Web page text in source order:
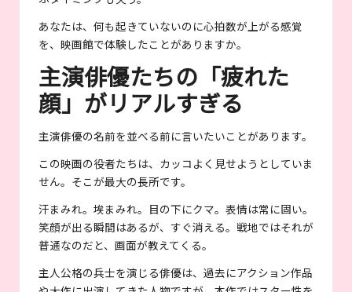
あなたは、何も起きていないのに心拍数が上がる感覚
を、映画館で体験したことがありますか。
主演俳優たちの「疲れた
顔」がリアルすぎる
主演俳優の名前を並べる前に言いたいことがあります。
この映画の役者たちは、カッコよく見せようとしていま
せん。そこが最大の長所です。
汗まみれ。埃まみれ。目の下にクマ。表情は常に固い。
笑顔が出る瞬間はあるが、すぐ消える。戦地ではそれが
普通なのだと、画面が教えてくる。
主人公格の兵士を演じる俳優は、過去にアクション作品